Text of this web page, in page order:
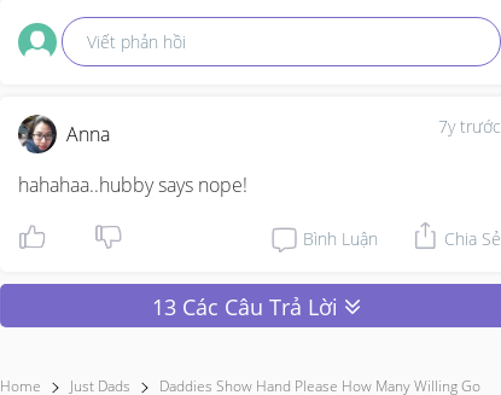
Viết phản hồi
7y trước
Anna
hahahaa..hubby says nope!
Bình Luận Chia Sẻ
13 Các Câu Trả Lời
Home Just Dads
Daddies Show Hand Please How Many Willing Go